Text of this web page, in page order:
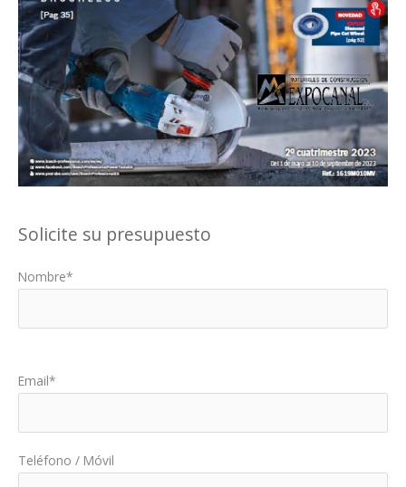
Solicite su presupuesto
Nombre*
Email*
Teléfono / Móvil